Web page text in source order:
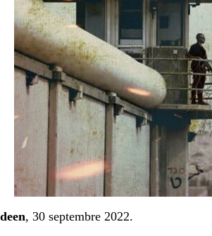
, 30 septembre 2022.